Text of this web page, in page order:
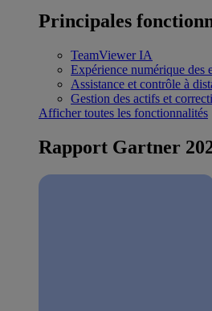
Principales
TeamViewer IA
Expérience numérique des
Assistance et contrôle à
Gestion des actifs et
Afficher toutes les fonctionnalités
Rapport Gartner